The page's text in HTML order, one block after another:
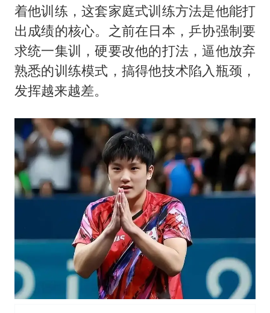
着他训练，这套家庭式训练方法是他能打
出成绩的核心。之前在日本，乒协强制要
求统一集训，硬要改他的打法，逼他放弃
熟悉的训练模式，搞得他技术陷入瓶颈，
发挥越来越差。